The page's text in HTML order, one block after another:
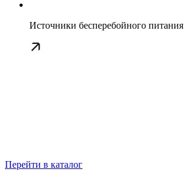
Источники бесперебойного питания
Перейти в каталог